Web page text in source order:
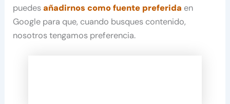
puedesañadirnos como fuente preferida en
Google para que, cuando busques contenido,
nosotros tengamos preferencia.